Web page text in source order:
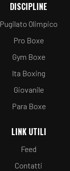
DISCIPLINE
Pugilato Olimpico
Pro Boxe
Gym Boxe
Ita Boxing
Giovanile
Para Boxe
LINK UTILI
Feed
Contatti